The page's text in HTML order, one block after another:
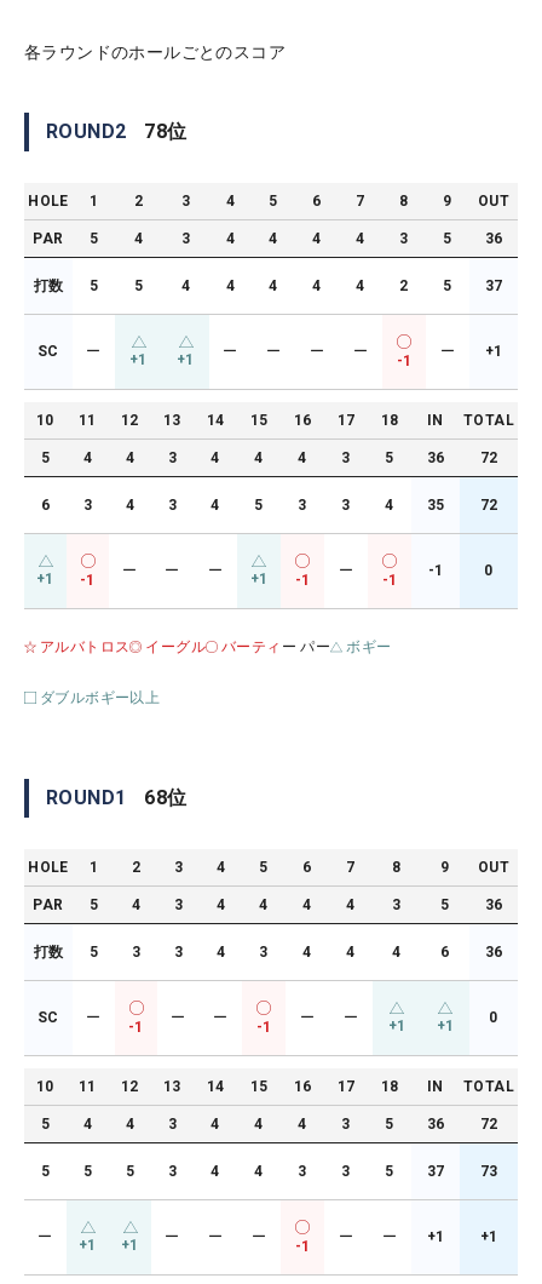
各ラウンドのホールごとのスコア
ROUND2 78位
HOLE 1 2 3 4 5 6 7 8 9 OUT
PAR 5 4 3 4 4 4 4 3 5 36
打数 5 5 4 4 4 4 4 2 5 37
SC ー +1 +1 ー ー ー ー
-1
ー +1
10 11 12 13 14 15 16 17 18 IN TOTAL
5 4 4 3 4 4 4 3 5 36 72
6 3 4 3 4 5 3 3 4 35 72
+1 -1
ー ー ー +1 -1
ー
-1
-1 0
アルバトロス イーグル バーティ ー パー ボギー
ダブルボギー以上
ROUND1 68位
HOLE 1 2 3 4 5 6 7 8 9 OUT
PAR 5 4 3 4 4 4 4 3 5 36
打数 5 3 3 4 3 4 4 4 6 36
SC ー
-1
ー ー
-1
ー ー +1 +1 0
10 11 12 13 14 15 16 17 18 IN TOTAL
5 4 4 3 4 4 4 3 5 36 72
5 5 5 3 4 4 3 3 5 37 73
ー +1 +1 ー ー ー
-1
ー ー +1 +1